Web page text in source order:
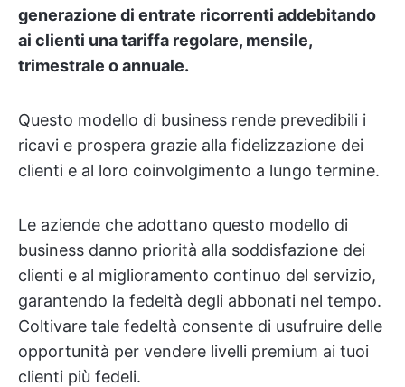
generazione di entrate ricorrenti addebitando
ai clienti una tariffa regolare, mensile,
trimestrale o annuale.
Questo modello di business rende prevedibili i
ricavi e prospera grazie alla fidelizzazione dei
clienti e al loro coinvolgimento a lungo termine.
Le aziende che adottano questo modello di
business danno priorità alla soddisfazione dei
clienti e al miglioramento continuo del servizio,
garantendo la fedeltà degli abbonati nel tempo.
Coltivare tale fedeltà consente di usufruire delle
opportunità per vendere livelli premium ai tuoi
clienti più fedeli.